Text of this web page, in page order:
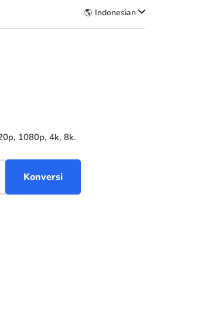
🌎 Indonesian
1080p, 4k, 8k.